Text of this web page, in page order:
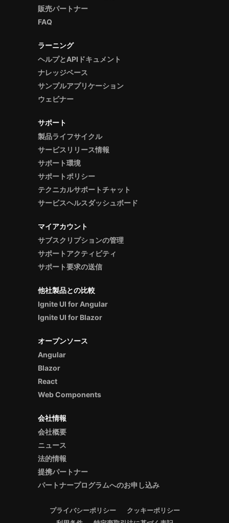
販売パートナー
FAQ
ラーニング
ヘルプとAPIドキュメント
ナレッジベース
サンプルアプリケーション
ウェビナー
サポート
製品ライフサイクル
サービスリリース情報
サポート環境
サポートポリシー
テクニカルサポートチャット
サービスヘルスダッシュボード
マイアカウント
サブスクリプションの管理
サポートアクティビティ
サポート要求の送信
他社製品との比較
Ignite UI for Angular
Ignite UI for Blazor
オープンソース
Angular
Blazor
React
Web Components
会社情報
会社概要
ニュース
法的情報
提携パートナー
パートナープログラムへのお申し込み
プライバシーポリシー
クッキーポリシー